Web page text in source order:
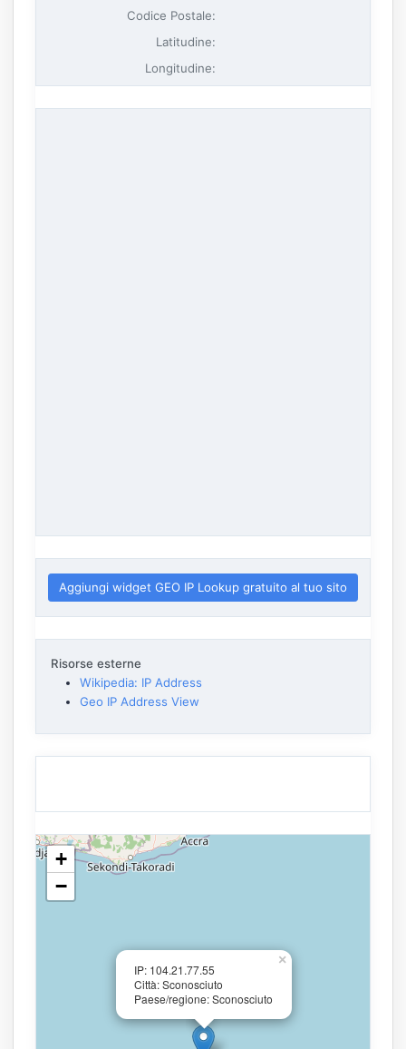
Codice Postale:
Latitudine:
Longitudine:
Aggiungi widget GEO IP Lookup gratuito al tuo sito
Risorse esterne
Wikipedia: IP Address
Geo IP Address View
IP: 104.21.77.55
Città: Sconosciuto
Paese/regione: Sconosciuto
×
+
−